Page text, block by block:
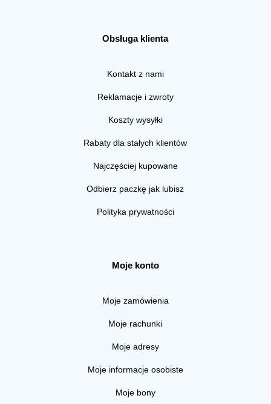
Obsługa klienta
Kontakt z nami
Reklamacje i zwroty
Koszty wysyłki
Rabaty dla stałych klientów
Najczęściej kupowane
Odbierz paczkę jak lubisz
Polityka prywatności
Moje konto
Moje zamówienia
Moje rachunki
Moje adresy
Moje informacje osobiste
Moje bony